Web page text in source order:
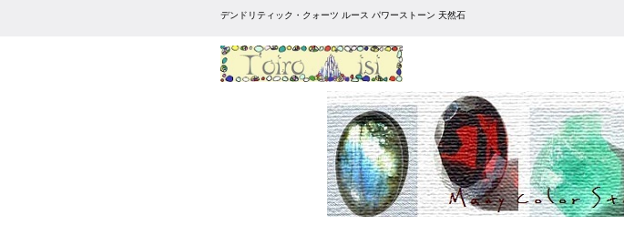
デンドリティック・クォーツ ルース パワーストーン 天然石